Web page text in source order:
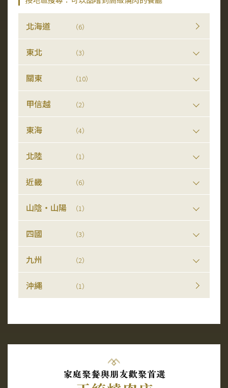
北海道 （6）
東北 （3）
關東 （10）
甲信越 （2）
東海 （4）
北陸 （1）
近畿 （6）
山陰・山陽 （1）
四國 （3）
九州 （2）
沖繩 （1）